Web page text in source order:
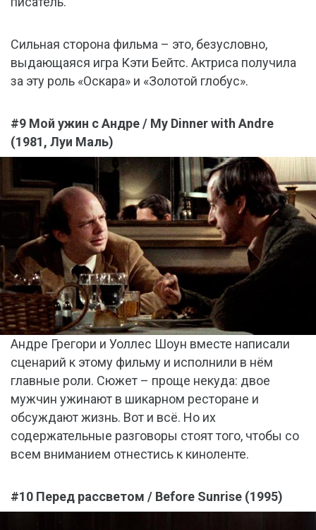
Сильная сторона фильма – это, безусловно,
выдающаяся игра Кэти Бейтс. Актриса получила
за эту роль «Оскара» и «Золотой глобус».
#9 Мой ужин с Андре / My Dinner with Andre
(1981, Луи Маль)
Андре Грегори и Уоллес Шоун вместе написали
сценарий к этому фильму и исполнили в нём
главные роли. Сюжет – проще некуда: двое
мужчин ужинают в шикарном ресторане и
обсуждают жизнь. Вот и всё. Но их
содержательные разговоры стоят того, чтобы со
всем вниманием отнестись к киноленте.
#10 Перед рассветом / Before Sunrise (1995)